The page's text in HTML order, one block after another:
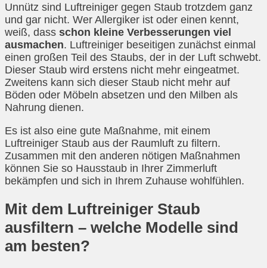
Unnütz sind Luftreiniger gegen Staub trotzdem ganz
und gar nicht. Wer Allergiker ist oder einen kennt,
weiß, dass schon kleine Verbesserungen viel
ausmachen. Luftreiniger beseitigen zunächst einmal
einen großen Teil des Staubs, der in der Luft schwebt.
Dieser Staub wird erstens nicht mehr eingeatmet.
Zweitens kann sich dieser Staub nicht mehr auf
Böden oder Möbeln absetzen und den Milben als
Nahrung dienen.
Es ist also eine gute Maßnahme, mit einem
Luftreiniger Staub aus der Raumluft zu filtern.
Zusammen mit den anderen nötigen Maßnahmen
können Sie so Hausstaub in Ihrer Zimmerluft
bekämpfen und sich in Ihrem Zuhause wohlfühlen.
Mit dem Luftreiniger Staub
ausfiltern – welche Modelle sind
am besten?